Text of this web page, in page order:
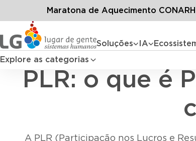
Soluções IA
Explore as categorias
Maratona de Aquecimento
PLR: o que é
A PLR (Participação nos Lucros e